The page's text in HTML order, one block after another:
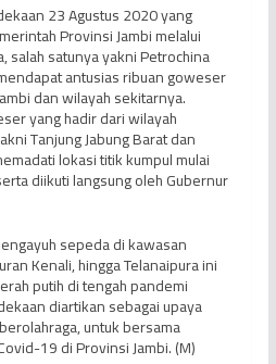
23 Agustus 2020 yang
Provinsi Jambi melalui
salah satunya yakni Petrochina
antusias ribuan goweser
dan wilayah sekitarnya.
yang hadir dari wilayah
Tanjung Jabung Barat dan
lokasi titik kumpul mulai
diikuti langsung oleh Gubernur
sepeda di kawasan
Kenali, hingga Telanaipura ini
putih di tengah pandemi
diartikan sebagai upaya
untuk bersama
19 di Provinsi Jambi. (M)